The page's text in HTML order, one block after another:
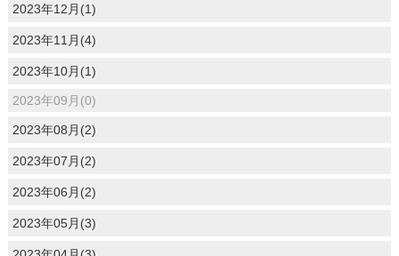
2023年12月(1)
2023年11月(4)
2023年10月(1)
2023年09月(0)
2023年08月(2)
2023年07月(2)
2023年06月(2)
2023年05月(3)